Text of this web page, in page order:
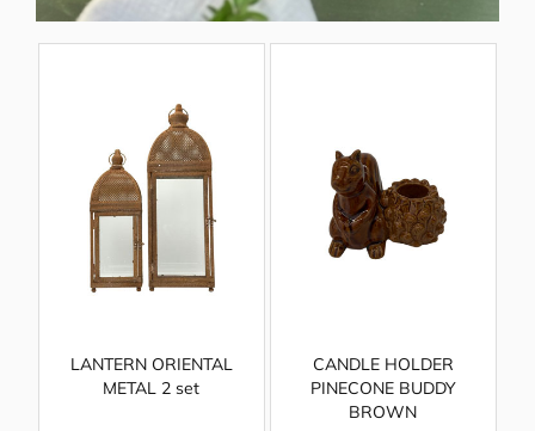
LANTERN ORIENTAL
METAL 2 set
CANDLE HOLDER
PINECONE BUDDY
BROWN